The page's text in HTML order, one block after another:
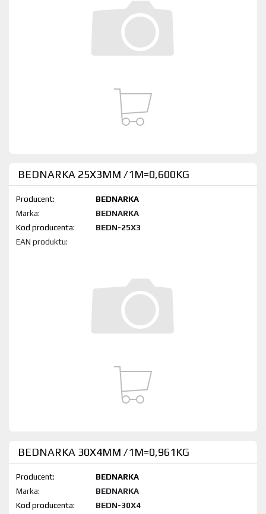
BEDNARKA 25X3MM /1M=0,600KG
Producent:
BEDNARKA
Marka:
BEDNARKA
Kod produktu:
BEDN-25X3
EAN produktu:
BEDNARKA 30X4MM /1M=0,961KG
Producent:
BEDNARKA
Marka:
BEDNARKA
Kod produktu:
BEDN-30X4